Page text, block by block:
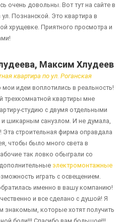
очень довольны. Вот тут на сайте в
Познанской. Это квартира в
хрущевке. Приятного просмотра и
Максим Хлудеев
квартира по ул. Роганская
мои идеи воплотились в реальность!
трехкомнатной квартиры мне
студию с двумя отдельными
шикарным санузлом. И не думала,
Эта строительная фирма оправдала
чтобы было много света в
так ловко обыграли со
электромонтажные
играть с освещением.
именно в вашу компанию!
и все сделано с душой! Я
знакомым, которые хотят получить